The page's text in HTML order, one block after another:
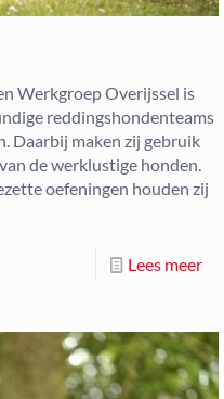
Werkgroep Overijssel is
reddingshondenteams
Daarbij maken zij gebruik
de werklustige honden.
oefeningen houden zij
Lees meer